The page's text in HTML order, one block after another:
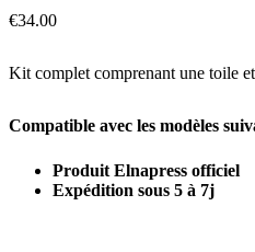
€34.00
Kit complet comprenant une toile
Compatible avec les modèles
Produit Elnapress officiel
Expédition sous 5 à 7j